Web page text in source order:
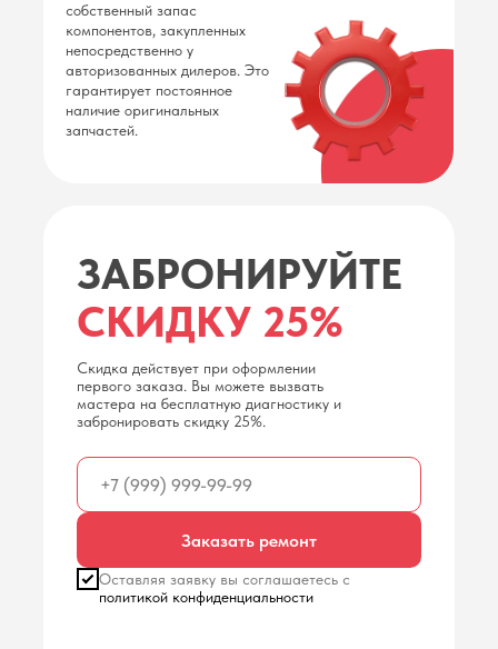
собственный запас
компонентов, закупленных
непосредственно у
авторизованных дилеров. Это
гарантирует постоянное
наличие оригинальных
запчастей.
ЗАБРОНИРУЙТЕ
СКИДКУ 25%
Оставляя заявку вы соглашаетесь с
политикой конфиденциальности
Заказать ремонт
Скидка действует при оформлении
первого заказа. Вы можете вызвать
мастера на бесплатную диагностику и
забронировать скидку 25%.